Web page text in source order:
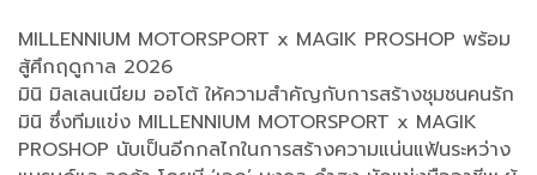
MILLENNIUM MOTORSPORT x MAGIK PROSHOP พร้อม
สู้ศึกฤดูกาล 2026
มินิ มิลเลนเนียม ออโต้ ให้ความสำคัญกับการสร้างชุมชนคนรัก
มินิ ซึ่งทีมแข่ง MILLENNIUM MOTORSPORT x MAGIK
PROSHOP นับเป็นอีกกลไกในการสร้างความแน่นแฟ้นระหว่าง